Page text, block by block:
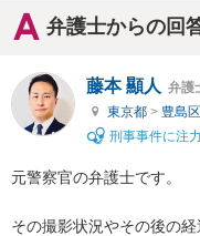
弁護士からの回
藤本 顯人 弁護
東京都 > 豊島区
刑事事件に注
元警察官の弁護士です。
その撮影状況やその後の